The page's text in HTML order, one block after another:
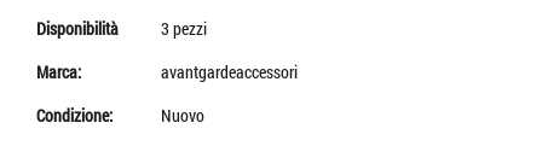
Disponibilità
3 pezzi
Marca:
avantgardeaccessori
Condizione:
Nuovo